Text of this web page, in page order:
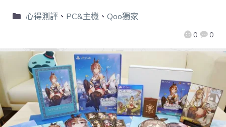
0 0
心得測評、 PC&主機、 Qoo獨家